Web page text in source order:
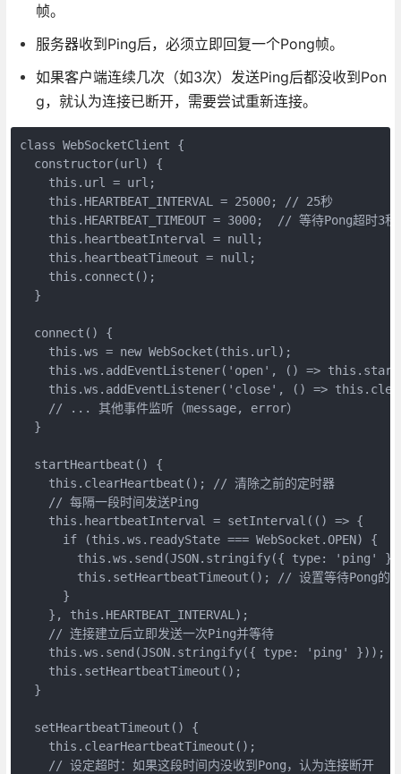
帧。
服务器收到Ping后，必须立即回复一个Pong帧。
如果客户端连续几次（如3次）发送Ping后都没收到Pon
g，就认为连接已断开，需要尝试重新连接。
class WebSocketClient {
  constructor(url) {
    this.url = url;
    this.HEARTBEAT_INTERVAL = 25000; // 25秒
    this.HEARTBEAT_TIMEOUT = 3000;  // 等待Pong超时3秒
    this.heartbeatInterval = null;
    this.heartbeatTimeout = null;
    this.connect();
  }
  connect() {
    this.ws = new WebSocket(this.url);
this.ws.addEventListener('open', () =>
this.ws.addEventListener('close', () =>
    // ... 其他事件监听（message, error）
  }
  startHeartbeat() {
    this.clearHeartbeat(); // 清除之前的定时器
    // 每隔一段时间发送Ping
    this.heartbeatInterval = setInterval(() => {
      if (this.ws.readyState === WebSocket.OPEN) {
this.ws.send(JSON.stringify({ type: 'ping'
this.setHeartbeatTimeout(); // 设置等待Pong的
      }
    }, this.HEARTBEAT_INTERVAL);
    // 连接建立后立即发送一次Ping并等待
    this.ws.send(JSON.stringify({ type: 'ping' }));
    this.setHeartbeatTimeout();
  }
  setHeartbeatTimeout() {
    this.clearHeartbeatTimeout();
    // 设定超时：如果这段时间内没收到Pong，认为连接断开